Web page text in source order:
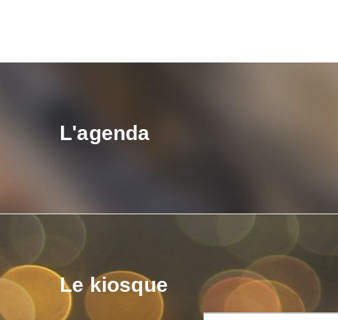
L'agenda
Le kiosque